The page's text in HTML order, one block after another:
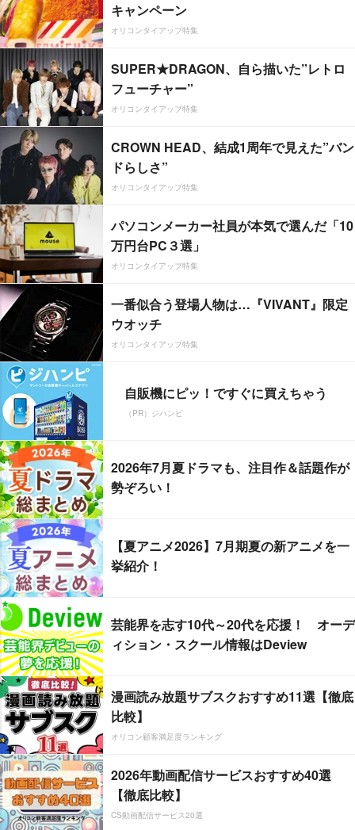
キャンペーン
オリコンタイアップ特集
SUPER★DRAGON、自ら描いた”レトロ
フューチャー”
オリコンタイアップ特集
CROWN HEAD、結成1周年で見えた”バン
ドらしさ”
オリコンタイアップ特集
パソコンメーカー社員が本気で選んだ「10
万円台PC３選」
オリコンタイアップ特集
一番似合う登場人物は…『VIVANT』限定
ウオッチ
オリコンタイアップ特集
自販機にピッ！ですぐに買えちゃう
（PR）ジハンピ
2026年7月夏ドラマも、注目作＆話題作が
勢ぞろい！
【夏アニメ2026】7月期夏の新アニメを一
挙紹介！
芸能界を志す10代～20代を応援！ オーデ
ィション・スクール情報はDeview
漫画読み放題サブスクおすすめ11選【徹底
比較】
オリコン顧客満足度ランキング
2026年動画配信サービスおすすめ40選
【徹底比較】
CS動画配信サービス20選